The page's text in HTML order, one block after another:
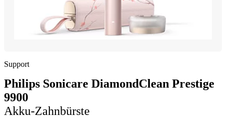
Support
Philips Sonicare DiamondClean Prestige
9900
Akku-Zahnbürste